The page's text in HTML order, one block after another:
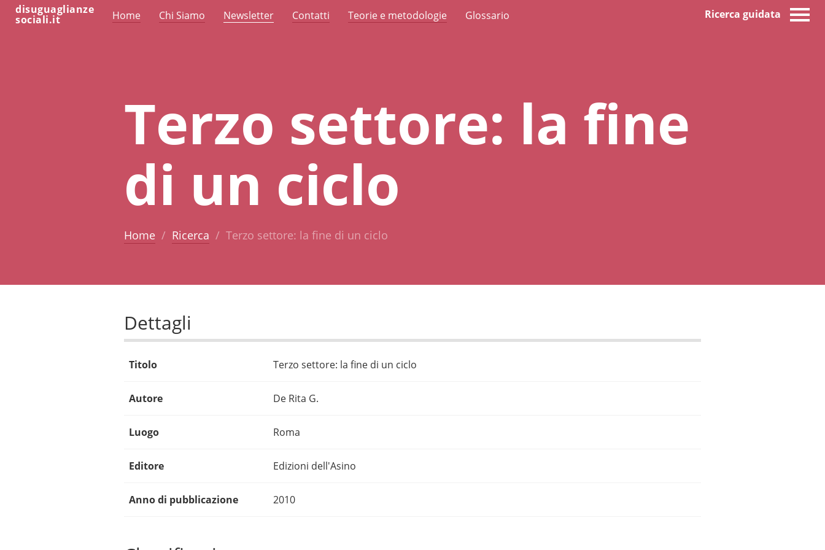
disuguaglianze
sociali.it Home Chi Siamo Newsletter Contatti Teorie e metodologie Glossario Ricerca guidata
Terzo settore: la fine
di un ciclo
Home Ricerca Terzo settore: la fine di un ciclo
Dettagli
Titolo Terzo settore: la fine di un ciclo
Autore De Rita G.
Luogo Roma
Editore Edizioni dell'Asino
Anno di pubblicazione 2010